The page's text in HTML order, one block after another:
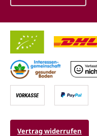
Vertrag widerrufen